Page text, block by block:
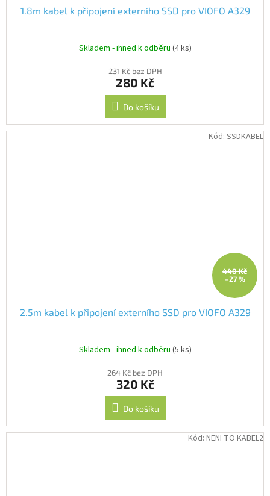
1.8m kabel k připojení externího SSD pro VIOFO A329
Skladem - ihned k odběru (4 ks)
231 Kč bez DPH
280 Kč
Do košíku
440 Kč
–27 %
2.5m kabel k připojení externího SSD pro VIOFO A329
Skladem - ihned k odběru (5 ks)
264 Kč bez DPH
320 Kč
Do košíku
Kód: SSDKABEL
Kód: NENI TO KABEL2